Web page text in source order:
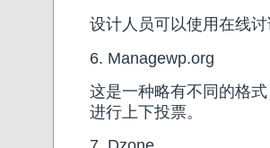
设计人员可以使用在线
6. Managewp.org
这是一种略有不同的格
进行上下投票。